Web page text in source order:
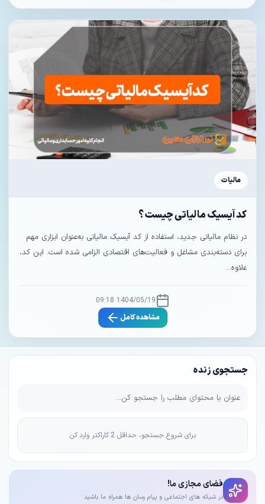
جستجوی زنده
برای شروع جستجو، حداقل 2 کاراکتر وارد کن
فضای مجازی ما!
در شبکه های اجتماعی و پیام رسان ها همراه ما باشید
مالیات
کد آیسیک مالیاتی چیست ؟
در نظام مالیاتی جدید، استفاده از کد آیسیک مالیاتی به‌عنوان ابزاری مهم
برای دسته‌بندی مشاغل و فعالیت‌های اقتصادی الزامی شده است. این کد،
علاوه...
1404/05/19 09:18
مشاهده کامل